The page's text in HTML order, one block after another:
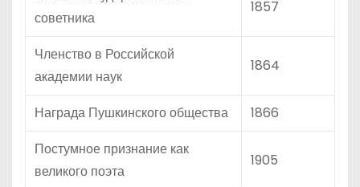
советника
1857
Членство в Российской
академии наук
1864
Награда Пушкинского общества
1866
Постумное признание как
великого поэта
1905